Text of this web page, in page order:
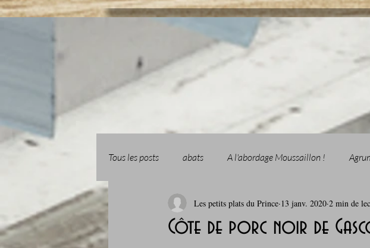
Tous les posts abats A l'abordage Moussaillon !
Boissons et cocktails Boulangerie Breakfast
Côte de porc noir de
Les petits plats du Prince 13 janv. 2020 2 min de